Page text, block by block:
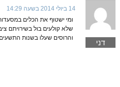
דני
14 ביולי 2014 בשעה 14:29
ומי ישטוף את הכלים
שלא קולעים בול בשירויתם
והרוסים שעלו בשנות